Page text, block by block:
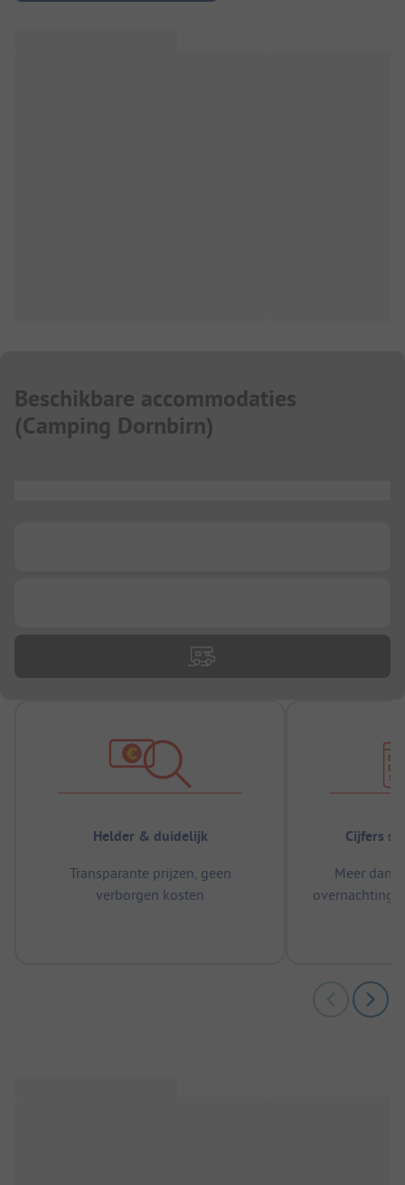
Beschikbare accommodaties
(Camping Dornbirn)
Helder & duidelijk
Transparante prijzen, geen
verborgen kosten
Cijfers
Meer dan